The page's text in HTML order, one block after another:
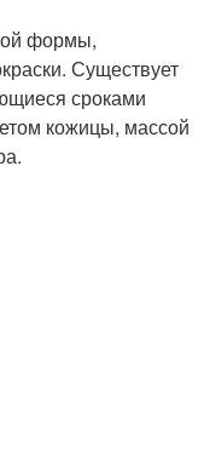
формы,
Существует
сроками
кожицы, массой